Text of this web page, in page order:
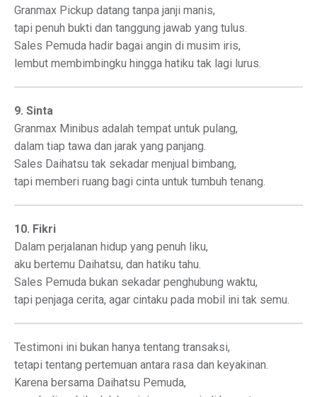
Granmax Pickup datang tanpa janji manis,
tapi penuh bukti dan tanggung jawab yang tulus.
Sales Pemuda hadir bagai angin di musim iris,
lembut membimbingku hingga hatiku tak lagi lurus.
9. Sinta
Granmax Minibus adalah tempat untuk pulang,
dalam tiap tawa dan jarak yang panjang.
Sales Daihatsu tak sekadar menjual bimbang,
tapi memberi ruang bagi cinta untuk tumbuh tenang.
10. Fikri
Dalam perjalanan hidup yang penuh liku,
aku bertemu Daihatsu, dan hatiku tahu.
Sales Pemuda bukan sekadar penghubung waktu,
tapi penjaga cerita, agar cintaku pada mobil ini tak semu.
Testimoni ini bukan hanya tentang transaksi,
tetapi tentang pertemuan antara rasa dan keyakinan.
Karena bersama Daihatsu Pemuda,